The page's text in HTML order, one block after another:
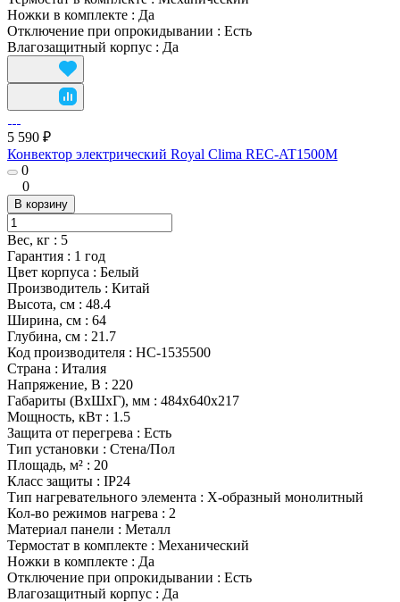
Ножки в комплекте : Да
Отключение при опрокидывании : Есть
Влагозащитный корпус : Да
5 590 ₽
Конвектор электрический Royal Clima REC-AT1500M
0
0
В корзину
Вес, кг : 5
Гарантия : 1 год
Цвет корпуса : Белый
Производитель : Китай
Высота, см : 48.4
Ширина, см : 64
Глубина, см : 21.7
Код производителя : НС-1535500
Страна : Италия
Напряжение, В : 220
Габариты (ВхШхГ), мм : 484x640x217
Мощность, кВт : 1.5
Защита от перегрева : Есть
Тип установки : Стена/Пол
Площадь, м² : 20
Класс защиты : IP24
Тип нагревательного элемента : Х-образный монолитный
Кол-во режимов нагрева : 2
Материал панели : Металл
Термостат в комплекте : Механический
Ножки в комплекте : Да
Отключение при опрокидывании : Есть
Влагозащитный корпус : Да